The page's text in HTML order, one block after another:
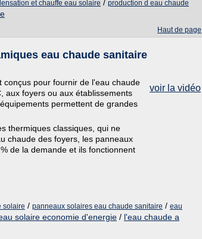
et chauffe eau solaire / production d eau chaude
Haut de page
eau chaude sanitaire
voir la vidéo
pour fournir de l'eau chaude
aux foyers ou aux établissements
permettent de grandes
thermiques classiques, qui ne
chaude des foyers, les panneaux
de la demande et ils fonctionnent
solaire / panneaux solaires eau chaude sanitaire / eau
solaire economie d'energie / l'eau chaude a